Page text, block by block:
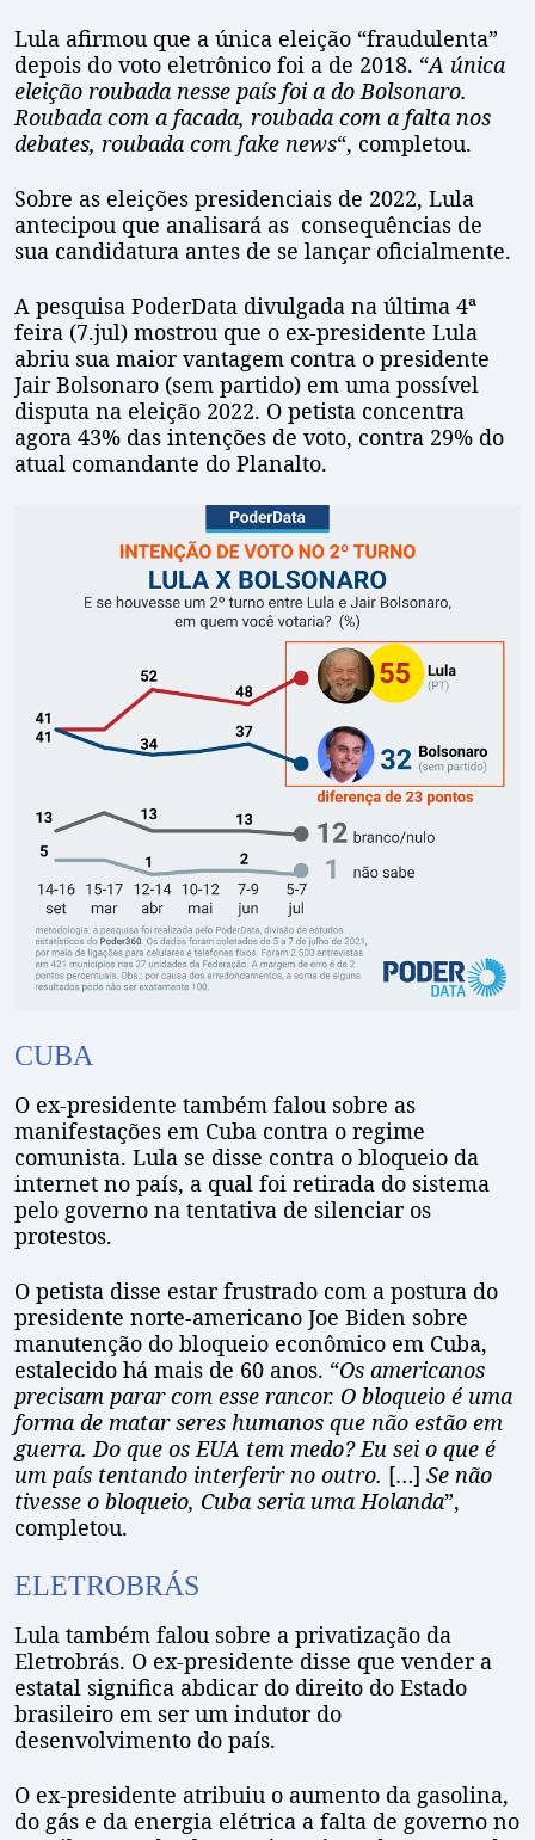
Lula afirmou que a única eleição “fraudulenta”
depois do voto eletrônico foi a de 2018. “A única
eleição roubada nesse país foi a do Bolsonaro.
Roubada com a facada, roubada com a falta nos
debates, roubada com fake news“, completou.
Sobre as eleições presidenciais de 2022, Lula
antecipou que analisará as consequências de
sua candidatura antes de se lançar oficialmente.
A pesquisa PoderData divulgada na última 4ª
feira (7.jul) mostrou que o ex-presidente Lula
abriu sua maior vantagem contra o presidente
Jair Bolsonaro (sem partido) em uma possível
disputa na eleição 2022. O petista concentra
agora 43% das intenções de voto, contra 29% do
atual comandante do Planalto.
CUBA
O ex-presidente também falou sobre as
manifestações em Cuba contra o regime
comunista. Lula se disse contra o bloqueio da
internet no país, a qual foi retirada do sistema
pelo governo na tentativa de silenciar os
protestos.
O petista disse estar frustrado com a postura do
presidente norte-americano Joe Biden sobre
manutenção do bloqueio econômico em Cuba,
estalecido há mais de 60 anos. “Os americanos
precisam parar com esse rancor. O bloqueio é uma
forma de matar seres humanos que não estão em
guerra. Do que os EUA tem medo? Eu sei o que é
um país tentando interferir no outro. […] Se não
tivesse o bloqueio, Cuba seria uma Holanda”,
completou.
ELETROBRÁS
Lula também falou sobre a privatização da
Eletrobrás. O ex-presidente disse que vender a
estatal significa abdicar do direito do Estado
brasileiro em ser um indutor do
desenvolvimento do país.
O ex-presidente atribuiu o aumento da gasolina,
do gás e da energia elétrica a falta de governo no